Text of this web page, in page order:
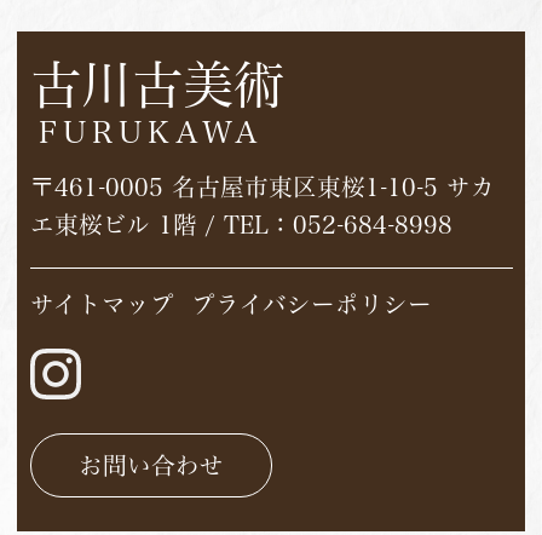
古川古美術
FURUKAWA
〒461-0005 名古屋市東区東桜1-10-5 サカ
エ東桜ビル 1階 / TEL： 052-684-8998
サイトマップ プライバシーポリシー
お問い合わせ